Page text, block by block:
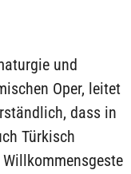
und
Oper, leitet
dass in
Türkisch